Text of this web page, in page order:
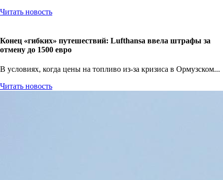
Читать новость
Конец «гибких» путешествий: Lufthansa ввела штрафы за
отмену до 1500 евро
В условиях, когда цены на топливо из-за кризиса в Ормузском...
Читать новость